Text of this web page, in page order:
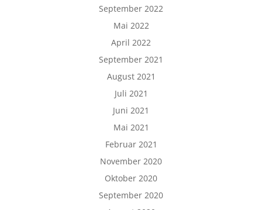
September 2022
Mai 2022
April 2022
September 2021
August 2021
Juli 2021
Juni 2021
Mai 2021
Februar 2021
November 2020
Oktober 2020
September 2020